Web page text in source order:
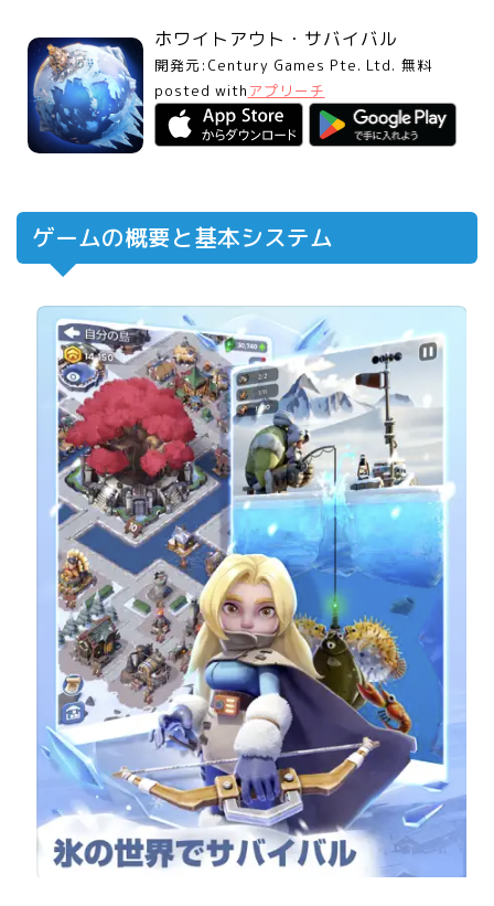
ホワイトアウト・サバイバル
開発元: Century Games Pte. Ltd. 無料
posted with アプリーチ
ゲームの概要と基本システム